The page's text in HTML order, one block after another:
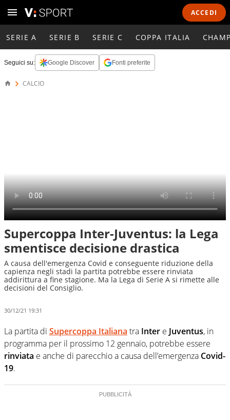
ACCEDI
SERIE A SERIE B SERIE C COPPA ITALIA
Seguici su: Google Discover Fonti preferite
CALCIO
Supercoppa Inter-Juventus: la Lega
smentisce decisione drastica
A causa dell'emergenza Covid e conseguente riduzione della
capienza negli stadi la partita potrebbe essere rinviata
addirittura a fine stagione. Ma la Lega di Serie A si rimette alle
decisioni del Consiglio.
30/12/21 19:31
La partita di Supercoppa Italiana tra Inter e Juventus, in
programma per il prossimo 12 gennaio, potrebbe essere
rinviata e anche di parecchio a causa dell’emergenza Covid-
19.